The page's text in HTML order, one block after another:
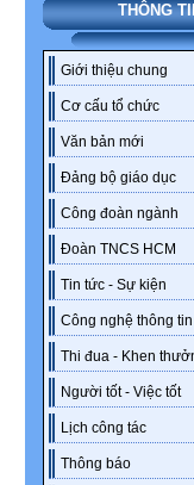
THÔNG
Giới thiệu chung
Cơ cấu tổ chức
Văn bản mới
Đảng bộ giáo dục
Công đoàn ngành
Đoàn TNCS HCM
Tin tức - Sự kiện
Công nghệ thông tin
Thi đua - Khen
Người tốt - Việc tốt
Lịch công tác
Thông báo